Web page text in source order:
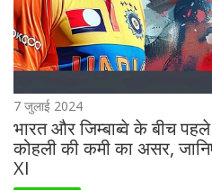
7 जुलाई 2024
भारत और जिम्बाब्वे के बीच
कोहली की कमी का असर,
XI